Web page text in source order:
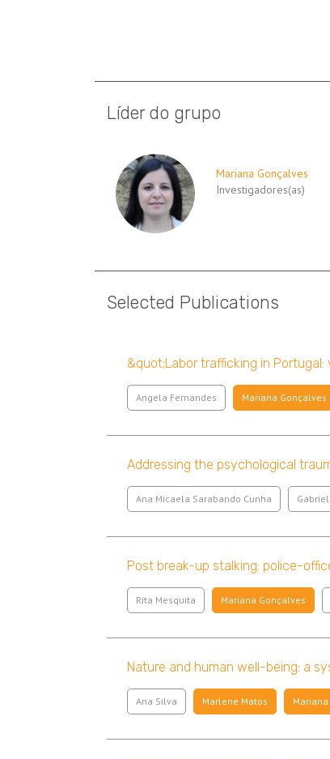
Líder do grupo
Mariana Gonçalves
Investigadores(as)
Selected Publications
&quot;Labor trafficking in
Angela Fernandes Mariana Gonçalves
Addressing the psychological
Ana Micaela Sarabando Cunha
Post break-up stalking: police-
Rita Mesquita Mariana Gonçalves
Nature and human well-being: a
Ana Silva Marlene Matos